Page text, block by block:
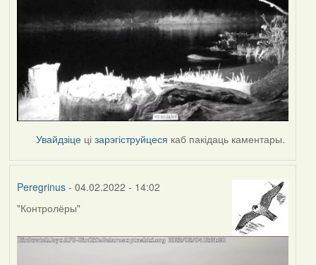
Увайдзіце цізарэгіструйцеся каб пакідаць каментары.
Peregrinus- 04.02.2022 - 14:02
"Контролёры"